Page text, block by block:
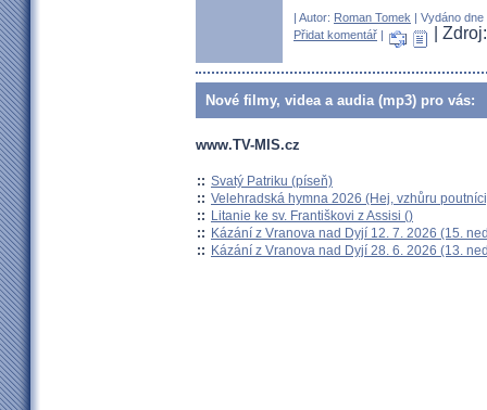
| Autor: Roman Tomek | Vydáno
Přidat komentář | |
Nové filmy, videa a audia (mp3) pro vás:
www.TV-MIS.cz
:: Svatý Patriku (píseň)
:: Velehradská hymna 2026 (Hej, vzhůru
:: Litanie ke sv. Františkovi z Assisi ()
:: Kázání z Vranova nad Dyjí 12. 7. 2026 (15.
:: Kázání z Vranova nad Dyjí 28. 6. 2026 (13.